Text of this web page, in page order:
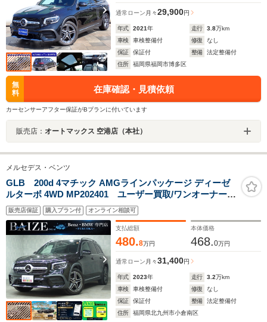
通常ローン 月々29,900円
年式 2021年 走行 3.8万km
車検
車検整備付 修復
なし
保証
保証付 整備
法定整備付
住所
福岡県福岡市博多区
無
料
在庫確認・見積依頼
カーセンサーアフター保証がBプランに付いています
販売店： オートマックス 空港店（本社）
メルセデス・ベンツ
GLB 200d 4マチック AMGラインパッケージ ディーゼ
ルターボ 4WD MP202401 ユーザー買取/ワンオーナー/
禁煙/ナビゲーションパッケージ/純正HDDナビ/Bluetooth/
全方位カメラ/アダプティブクルーズコントロール/ブライ
ンドスポットモニター/ETC
販売店保証 購入プラン付 オンライン相談可
支払総額
480.8万円
本体価格
468.0万円
通常ローン 月々31,400円
年式 2023年 走行 3.2万km
車検
車検整備付 修復
なし
保証
保証付 整備
法定整備付
住所
福岡県北九州市小倉南区